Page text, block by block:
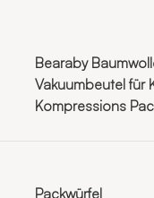
Bearaby
Vakuumbeutel für
Kompressions
Packwürfel